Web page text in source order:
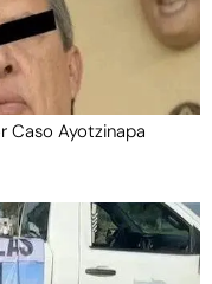
Caso Ayotzinapa